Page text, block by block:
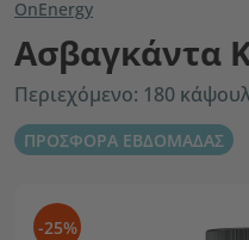
OnEnergy
Ασβαγκάντα
Περιεχόμενο: 180
ΠΡΟΣΦΟΡΑ ΕΒΔΟΜΑΔΑΣ
-25%